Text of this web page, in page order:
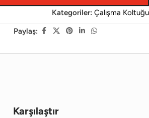
Kategoriler: Çalışma Koltuğu
Paylaş:
Karşılaştır